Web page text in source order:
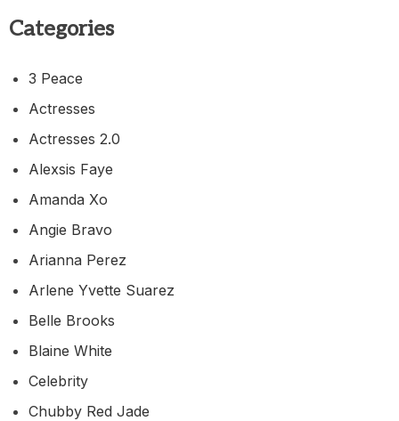
Categories
3 Peace
Actresses
Actresses 2.0
Alexsis Faye
Amanda Xo
Angie Bravo
Arianna Perez
Arlene Yvette Suarez
Belle Brooks
Blaine White
Celebrity
Chubby Red Jade